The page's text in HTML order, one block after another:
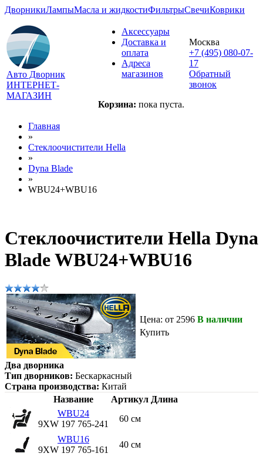
ДворникиЛампыМасла и жидкостиФильтрыСвечиКоврики
Авто Дворник
ИНТЕРНЕТ-
МАГАЗИН
Аксессуары
Доставка и
оплата
Адреса
магазинов
Корзина: пока пуста.
Москва
+7 (495) 080-07-
17
Обратный
звонок
Главная
»
Стеклоочистители Hella
»
Dyna Blade
»
WBU24+WBU16
Стеклоочистители Hella Dyna
Blade WBU24+WBU16
Цена: от 2596 В наличии
Купить
Два дворника
Тип дворников: Бескаркасный
Страна производства: Китай
Название
Артикул Длина
WBU24
9XW 197 765-241
60 см
WBU16
9XW 197 765-161
40 см